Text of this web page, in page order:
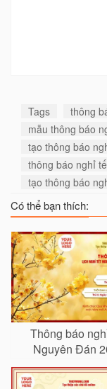
Tags
thông
mẫu thông báo
tạo thông báo
thông báo nghỉ
tạo thông báo
Có thể bạn thích:
Thông báo
Nguyên Đán